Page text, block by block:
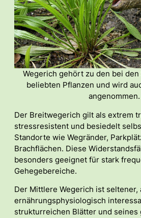
Wegerich gehört zu den bei
beliebten Pflanzen und wird
angenommen.
Der Breitwegerich gilt als extrem
stressresistent und besiedelt
Standorte wie Wegränder,
Brachflächen. Diese
besonders geeignet für stark
Gehegebereiche.
Der Mittlere Wegerich ist
ernährungsphysiologisch
strukturreichen Blätter und seines